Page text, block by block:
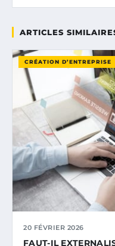
ARTICLES
CRÉATION D’ENTREPRISE
20 FÉVRIER 2026
FAUT-IL